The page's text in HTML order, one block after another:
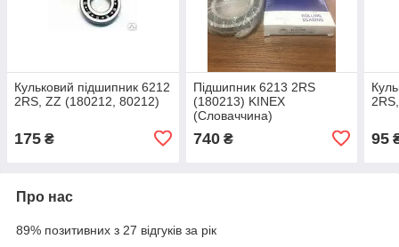
Кульковий підшипник 6212
2RS, ZZ (180212, 80212)
175 ₴
Підшипник 6213 2RS
(180213) KINEX
(Словаччина)
740₴ 95
Про нас
89% позитивних з 27 відгуків за рік